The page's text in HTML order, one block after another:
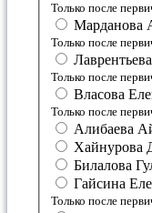
Только после
Марданова
Только после
Только после
Власова
Только после
Алибаева
Хайнурова
Билалова
Гайсина
Только после